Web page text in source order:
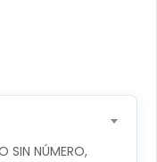
SIN NÚMERO,